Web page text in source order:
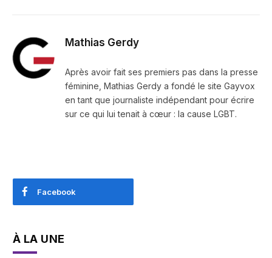
Mathias Gerdy
Après avoir fait ses premiers pas dans la presse
féminine, Mathias Gerdy a fondé le site Gayvox
en tant que journaliste indépendant pour écrire
sur ce qui lui tenait à cœur : la cause LGBT.
Facebook
À LA UNE